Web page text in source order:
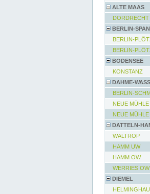
ALTE MAAS
DORDRECHT
BERLIN-
BERLIN-
BERLIN-
BODENSEE
KONSTANZ
DAHME-
BERLIN-
NEUE
NEUE
DATTELN-
WALTROP
HAMM UW
HAMM OW
WERRIES OW
DIEMEL